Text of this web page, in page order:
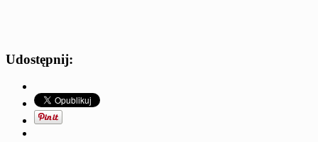
Udostępnij: